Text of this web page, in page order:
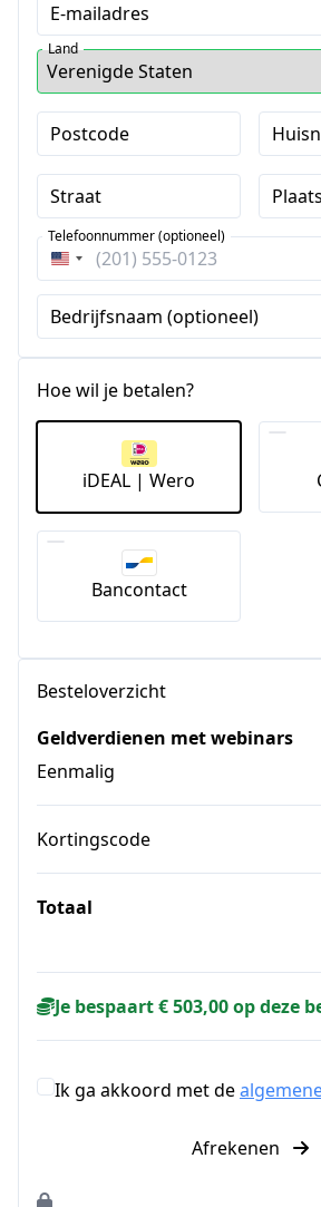
E-mailadres
Land
Postcode
Straat Plaats
Verenigde
Staten
+1
Telefoonnummer (optioneel)
Bedrijfsnaam (optioneel)
Hoe wil je betalen?
iDEAL | Wero
Bancontact
Besteloverzicht
Geldverdienen met webinars
Eenmalig
Kortingscode
Totaal
Je bespaart € 503,00 op deze
Ik ga akkoord met de
Afrekenen